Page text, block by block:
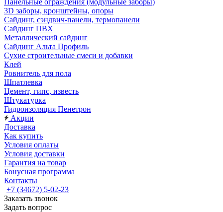
Панельные ограждения (модульные заборы)
3D заборы, кронштейны, опоры
Cайдинг, сэндвич-панели, термопанели
Сайдинг ПВХ
Металлический сайдинг
Сайдинг Альта Профиль
Сухие строительные смеси и добавки
Клей
Ровнитель для пола
Шпатлевка
Цемент, гипс, известь
Штукатурка
Гидроизоляция Пенетрон
Акции
Доставка
Как купить
Условия оплаты
Условия доставки
Гарантия на товар
Бонусная программа
Контакты
+7 (34672) 5-02-23
Заказать звонок
Задать вопрос